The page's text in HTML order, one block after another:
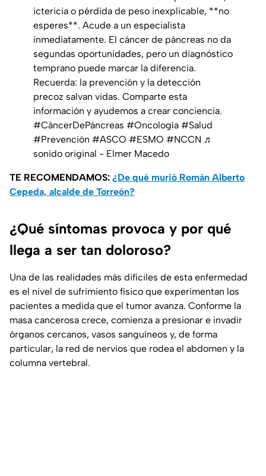
ictericia o pérdida de peso inexplicable, **no
esperes**. Acude a un especialista
inmediatamente. El cáncer de páncreas no da
segundas oportunidades, pero un diagnóstico
temprano puede marcar la diferencia.
Recuerda: la prevención y la detección
precoz salvan vidas. Comparte esta
información y ayudemos a crear conciencia.
#CáncerDePáncreas #Oncología #Salud
#Prevención #ASCO #ESMO #NCCN ♬
sonido original - Elmer Macedo
TE RECOMENDAMOS: ¿De qué murió Román Alberto
Cepeda, alcalde de Torreón?
¿Qué síntomas provoca y por qué
llega a ser tan doloroso?
Una de las realidades más difíciles de esta enfermedad
es el nivel de sufrimiento físico que experimentan los
pacientes a medida que el tumor avanza. Conforme la
masa cancerosa crece, comienza a presionar e invadir
órganos cercanos, vasos sanguíneos y, de forma
particular, la red de nervios que rodea el abdomen y la
columna vertebral.